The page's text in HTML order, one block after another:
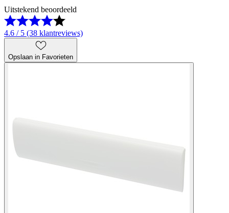
Uitstekend beoordeeld
4.6 / 5 (38 klantreviews)
Opslaan in Favorieten